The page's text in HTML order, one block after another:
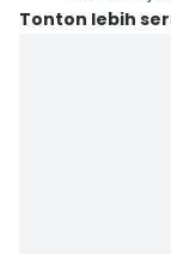
Tonton lebih